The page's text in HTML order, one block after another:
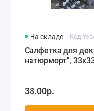
На складе Код
Салфетка для
натюрморт",
38.00р.